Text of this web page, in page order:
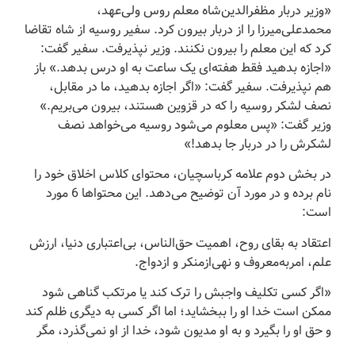
«وزیر دربار مظفرالدین‌شاه معلم روس ولی‌عهد،
محمدعلی‌میرزا را از دربار بیرون کرد. سفیر روسیه از شاه تقاضا
کرد که این معلم را بیرون نکنند. وزیر نپذیرفت. سفیر گفت:
«اجازه بدهید فقط هفته‌ای یک ساعت به او درس بدهد.» باز
هم نپذیرفت. سفیر گفت: «اگر اجازه بدهید، ما در مقابل،
نصف لشکر روسیه را که در قزوین هستند، بیرون می‌بریم.»
وزیر گفت: «پس معلوم می‌شود روسیه می‌خواهد نصف
لشکرش را در دربار جا بدهد!»
در بخش دوم علامه کرباسچیان، محتوای کلاس اخلاق خود را
نام برده و در مورد آن توضیح می‌دهد. این محتواها 6 مورد
است:
اعتقاد به بقای روح، اهمیت حق‌الناس، بی‌اعتباری دنیا، ارزش
علم، امربه‌معروف و نهی‌ازمنکر و ازدواج.
«اگر کسى تکلیف واجبش را ترک کند یا مرتکب گناهى شود
ممکن است خدا او را ببخشاید؛ اما اگر کسى به دیگرى ظلم کند
و حق او را بگیرد و به او مدیون شود، خدا از او نمى‌گذرد، مگر